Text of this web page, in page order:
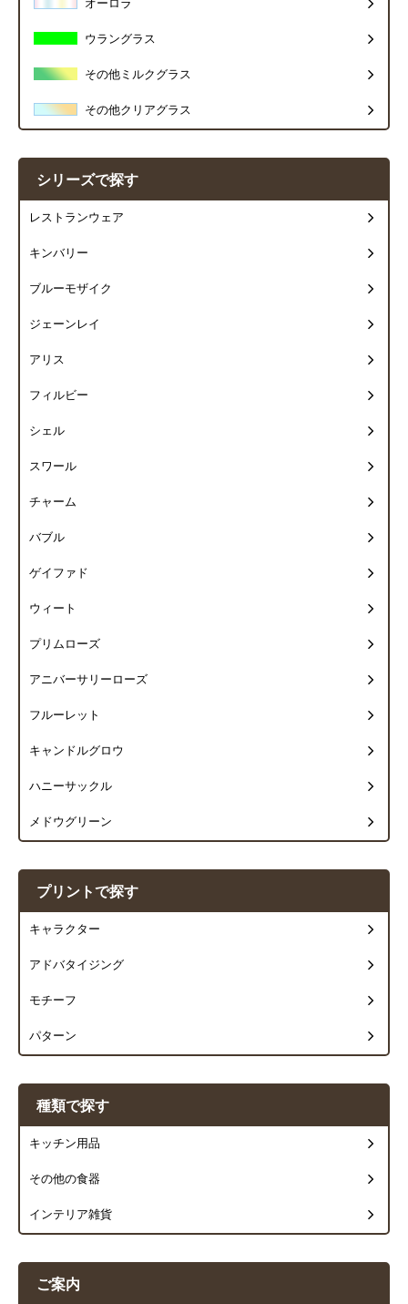
オーロラ
ウラングラス
その他ミルクグラス
その他クリアグラス
シリーズで探す
レストランウェア
キンバリー
ブルーモザイク
ジェーンレイ
アリス
フィルビー
シェル
スワール
チャーム
バブル
ゲイファド
ウィート
プリムローズ
アニバーサリーローズ
フルーレット
キャンドルグロウ
ハニーサックル
メドウグリーン
プリントで探す
キャラクター
アドバタイジング
モチーフ
パターン
種類で探す
キッチン用品
その他の食器
インテリア雑貨
ご案内